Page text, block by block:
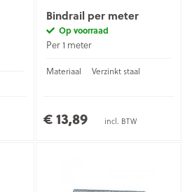
Bindrail per meter
Op voorraad
Per 1 meter
Materiaal Verzinkt staal
€ 13,89 incl. BTW